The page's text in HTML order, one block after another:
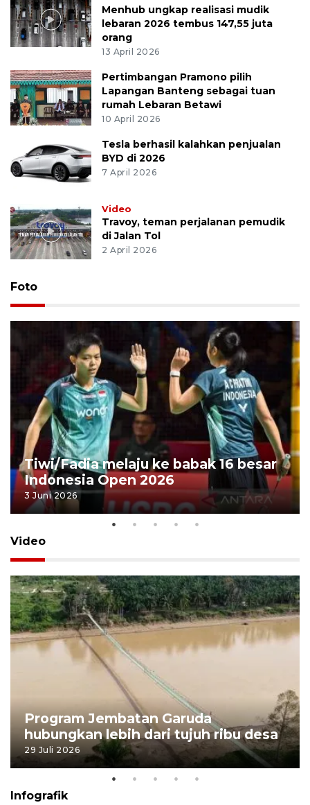
Menhub ungkap realisasi mudik
lebaran 2026 tembus 147,55 juta
orang
13 April 2026
Pertimbangan Pramono pilih
Lapangan Banteng sebagai tuan
rumah Lebaran Betawi
10 April 2026
Tesla berhasil kalahkan penjualan
BYD di 2026
7 April 2026
Video
Travoy, teman perjalanan pemudik
di Jalan Tol
2 April 2026
Foto
Tiwi/Fadia melaju ke babak 16 besar
Indonesia Open 2026
3 Juni 2026
Video
Program Jembatan Garuda
hubungkan lebih dari tujuh ribu desa
29 Juli 2026
Infografik